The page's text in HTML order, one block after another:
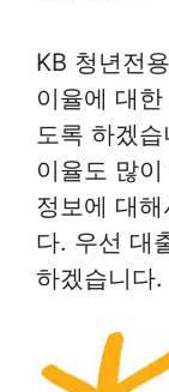
KB 청년전
이율에 대
도록 하겠
이율도 많
정보에 대
다. 우선 대
하겠습니다.